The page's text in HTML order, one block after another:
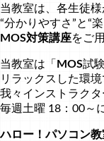
当教室は、各生徒様
“分かりやすさ”と“
MOS対策講座をご
当教室は「 MOS試
リラックスした環
我々インストラクタ
毎週土曜 18：00～
ハロー！パソコン教